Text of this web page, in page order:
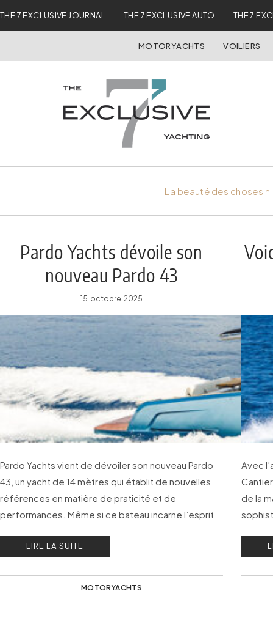
THE 7 EXCLUSIVE JOURNAL THE 7 EXCLUSIVE AUTO THE 7
MOTORYACHTS VOILIERS
La beauté des choses
Pardo Yachts dévoile son
nouveau Pardo 43
15 octobre 2025
Pardo Yachts vient de dévoiler son nouveau Pardo
43, un yacht de 14 mètres qui établit de nouvelles
références en matière de praticité et de
performances. Même si ce bateau incarne l’esprit
Design apporte une nouvelle perspective au
LIRE LA SUITE
MOTORYACHTS
Avec
de la